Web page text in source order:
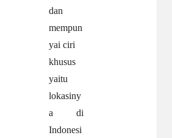
dan
mempun
yai ciri
khusus
yaitu
lokasiny
a di
Indonesi